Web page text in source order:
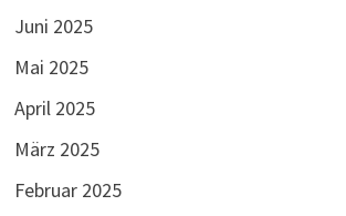
Juni 2025
Mai 2025
April 2025
März 2025
Februar 2025